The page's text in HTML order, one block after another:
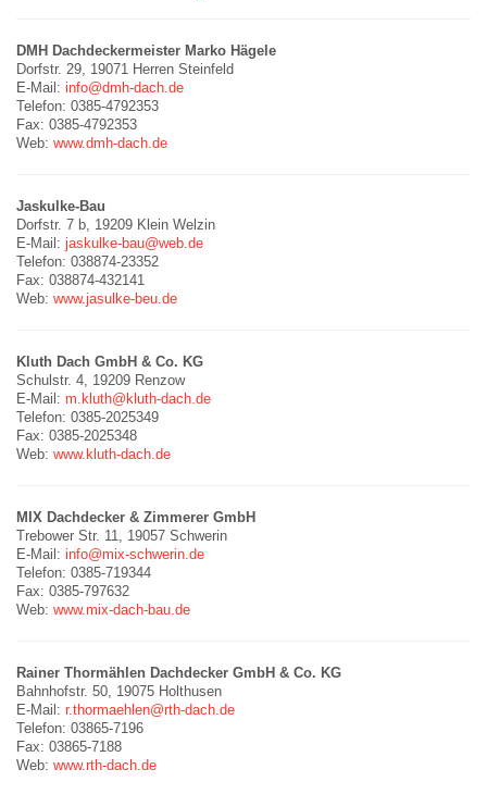
DMH Dachdeckermeister Marko Hägele
Dorfstr. 29, 19071 Herren Steinfeld
E-Mail: info@dmh-dach.de
Telefon: 0385-4792353
Fax: 0385-4792353
Web: www.dmh-dach.de
Jaskulke-Bau
Dorfstr. 7 b, 19209 Klein Welzin
E-Mail: jaskulke-bau@web.de
Telefon: 038874-23352
Fax: 038874-432141
Web: www.jasulke-beu.de
Kluth Dach GmbH & Co. KG
Schulstr. 4, 19209 Renzow
E-Mail: m.kluth@kluth-dach.de
Telefon: 0385-2025349
Fax: 0385-2025348
Web: www.kluth-dach.de
MIX Dachdecker & Zimmerer GmbH
Trebower Str. 11, 19057 Schwerin
E-Mail: info@mix-schwerin.de
Telefon: 0385-719344
Fax: 0385-797632
Web: www.mix-dach-bau.de
Rainer Thormählen Dachdecker GmbH & Co. KG
Bahnhofstr. 50, 19075 Holthusen
E-Mail: r.thormaehlen@rth-dach.de
Telefon: 03865-7196
Fax: 03865-7188
Web: www.rth-dach.de